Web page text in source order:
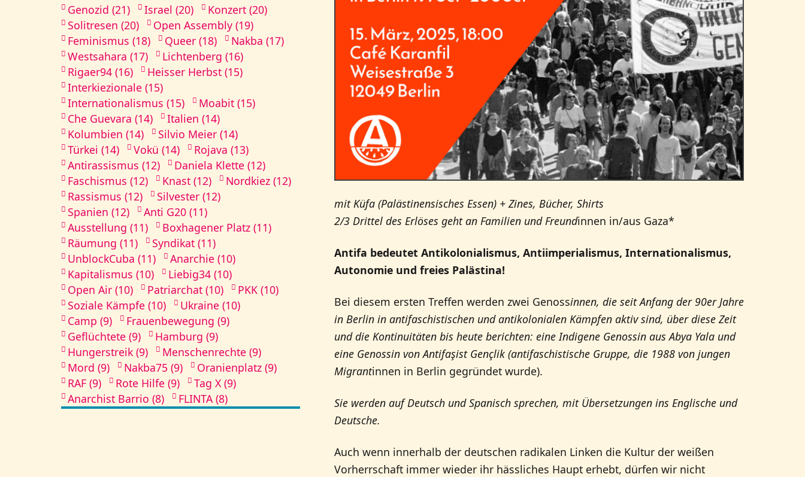
mit Küfa (Palästinensisches Essen) + Zines, Bücher, Shirts
2/3 Drittel des Erlöses geht an Familien und Freundinnen in/aus Gaza*
Antifa bedeutet Antikolonialismus, Antiimperialismus, Internationalismus,
Autonomie und freies Palästina!
Bei diesem ersten Treffen werden zwei Genossinnen, die seit Anfang der 90er Jahre
in Berlin in antifaschistischen und antikolonialen Kämpfen aktiv sind, über diese Zeit
und die Kontinuitäten bis heute berichten: eine Indigene Genossin aus Abya Yala und
eine Genossin von Antifaşist Gençlik (antifaschistische Gruppe, die 1988 von jungen
Migrantinnen in Berlin gegründet wurde).
Sie werden auf Deutsch und Spanisch sprechen, mit Übersetzungen ins Englische und
Deutsche.
Auch wenn innerhalb der deutschen radikalen Linken die Kultur der weißen
Vorherrschaft immer wieder ihr hässliches Haupt erhebt, dürfen wir nicht
Genozid (21)
Israel (20)
Konzert (20)
Solitresen (20)
Open Assembly (19)
Feminismus (18)
Queer (18)
Nakba (17)
Westsahara (17)
Lichtenberg (16)
Rigaer94 (16)
Heisser Herbst (15)
Interkiezionale (15)
Internationalismus (15)
Moabit (15)
Che Guevara (14)
Italien (14)
Kolumbien (14)
Silvio Meier (14)
Türkei (14)
Vokü (14)
Rojava (13)
Antirassismus (12)
Daniela Klette (12)
Faschismus (12)
Knast (12)
Nordkiez (12)
Rassismus (12)
Silvester (12)
Spanien (12)
Anti G20 (11)
Ausstellung (11)
Boxhagener Platz (11)
Räumung (11)
Syndikat (11)
UnblockCuba (11)
Anarchie (10)
Kapitalismus (10)
Liebig34 (10)
Open Air (10)
Patriarchat (10)
PKK (10)
Soziale Kämpfe (10)
Ukraine (10)
Camp (9)
Frauenbewegung (9)
Geflüchtete (9)
Hamburg (9)
Hungerstreik (9)
Menschenrechte (9)
Mord (9)
Nakba75 (9)
Oranienplatz (9)
RAF (9)
Rote Hilfe (9)
Tag X (9)
Anarchist Barrio (8)
FLINTA (8)